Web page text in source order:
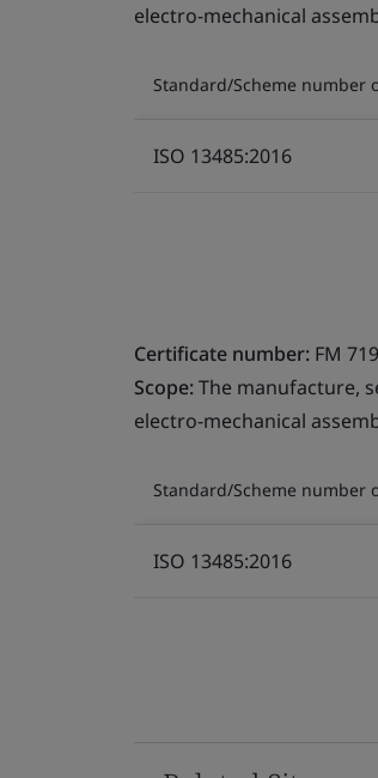
electro-mechanical
Standard/Scheme number
ISO 13485:2016
Certificate number: FM
Scope:The manufacture,
electro-mechanical
Standard/Scheme number
ISO 13485:2016